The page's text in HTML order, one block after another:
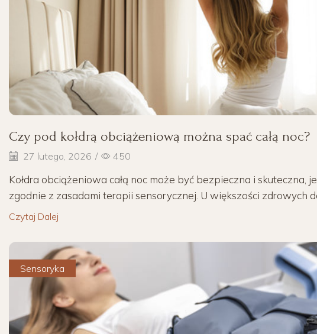
Czy pod kołdrą obciążeniową można spać całą noc?
27 lutego, 2026 / 450
Kołdra obciążeniowa całą noc może być bezpieczna i
zgodnie z zasadami terapii sensorycznej. U większości zdrowych
Czytaj Dalej
Sensoryka